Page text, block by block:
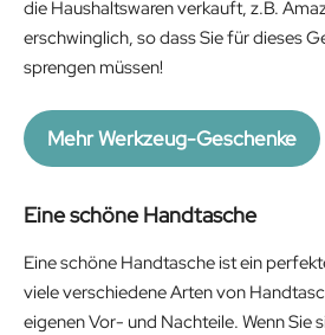
die Haushaltswaren verkauft, z.B.
erschwinglich, so dass Sie für dieses
sprengen müssen!
Mehr Werkzeug-Geschenke
Eine schöne Handtasche
Eine schöne Handtasche ist ein
viele verschiedene Arten von
eigenen Vor- und Nachteile. Wenn Sie